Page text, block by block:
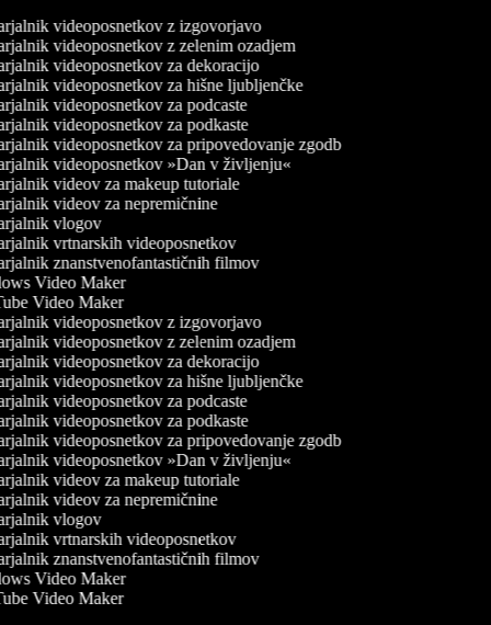
videoposnetkov z izgovorjavo
videoposnetkov z zelenim ozadjem
videoposnetkov za dekoracijo
videoposnetkov za hišne ljubljenčke
videoposnetkov za podcaste
videoposnetkov za podkaste
videoposnetkov za pripovedovanje zgodb
videoposnetkov »Dan v življenju«
videov za makeup tutoriale
videov za nepremičnine
vlogov
vrtnarskih videoposnetkov
znanstvenofantastičnih filmov
Video Maker
Video Maker
videoposnetkov z izgovorjavo
videoposnetkov z zelenim ozadjem
videoposnetkov za dekoracijo
videoposnetkov za hišne ljubljenčke
videoposnetkov za podcaste
videoposnetkov za podkaste
videoposnetkov za pripovedovanje zgodb
videoposnetkov »Dan v življenju«
videov za makeup tutoriale
videov za nepremičnine
vlogov
vrtnarskih videoposnetkov
znanstvenofantastičnih filmov
Video Maker
Video Maker